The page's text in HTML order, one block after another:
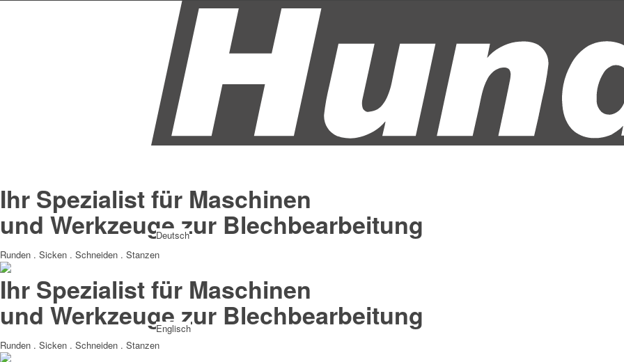
Deutsch
Englisch
Ihr Spezialist für Maschinen
und Werkzeuge zur Blechbearbeitung
Runden . Sicken . Schneiden . Stanzen
Ihr Spezialist für Maschinen
und Werkzeuge zur Blechbearbeitung
Runden . Sicken . Schneiden . Stanzen